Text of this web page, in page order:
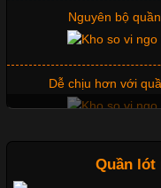
Vải Lycra Là Gì? Chất
Ngành May Mặc Trong
khả năng co giãn tốt
cảm giác thoải mái cho
trong những chất liệu
Nguyên bộ
Dễ chịu hơn với
Quần lót